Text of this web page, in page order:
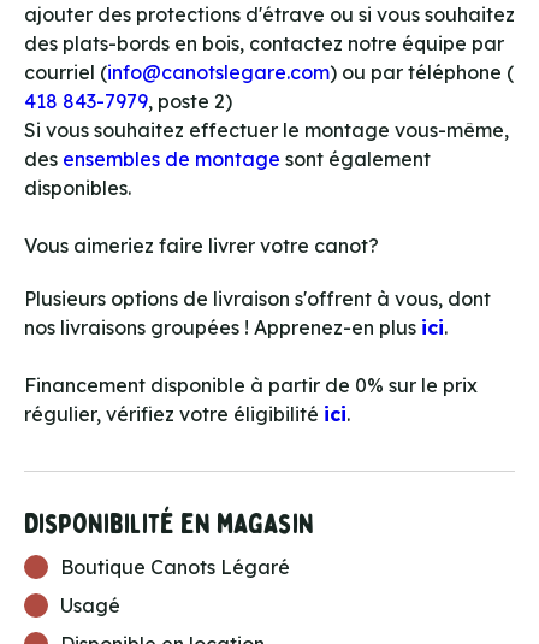
ajouter des protections d'étrave ou si vous souhaitez
des plats-bords en bois, contactez notre équipe par
courriel (info@canotslegare.com) ou par téléphone (
418 843-7979, poste 2)
Si vous souhaitez effectuer le montage vous-même,
des ensembles de montage sont également
disponibles.
Vous aimeriez faire livrer votre canot?
Plusieurs options de livraison s'offrent à vous, dont
nos livraisons groupées ! Apprenez-en plus ici.
Financement disponible à partir de 0% sur le prix
régulier, vérifiez votre éligibilité ici.
Disponibilité en magasin
Boutique Canots Légaré
Usagé